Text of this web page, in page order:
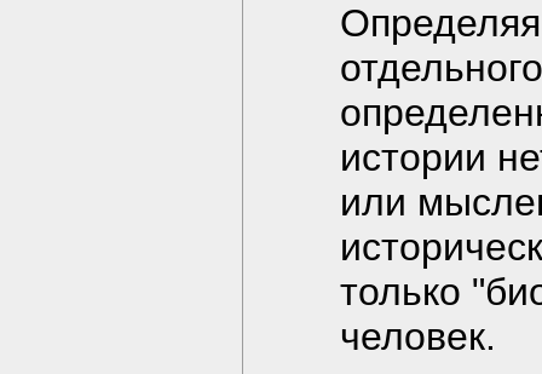
истории
или
только
человек.